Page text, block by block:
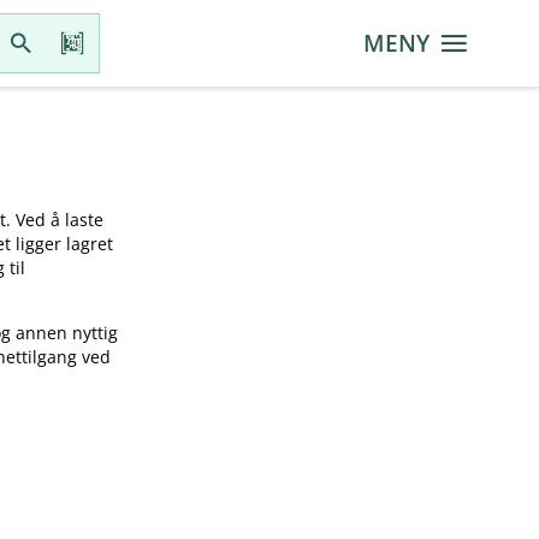
MENY
Ved å laste
ligger lagret
til
annen nyttig
ved